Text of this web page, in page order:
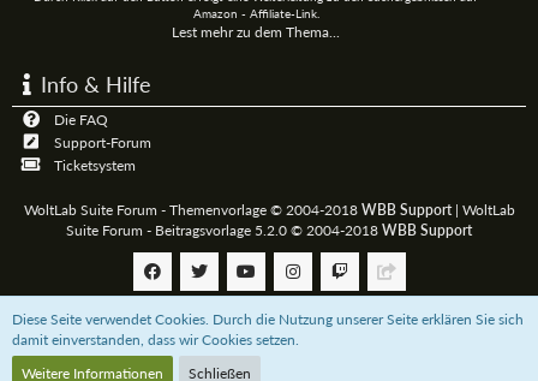
Amazon - Affiliate-Link.
Lest mehr zu dem Thema...
Info & Hilfe
Die FAQ
Support-Forum
Ticketsystem
WoltLab Suite Forum - Themenvorlage © 2004-2018 WBB Support| WoltLab
Suite Forum - Beitragsvorlage 5.2.0 © 2004-2018 WBB Support
Community-Software:WoltLab Suite™
Diese Seite verwendet Cookies. Durch die Nutzung unserer Seite erklären Sie sich
damit einverstanden, dass wir Cookies setzen.
Weitere Informationen
Schließen